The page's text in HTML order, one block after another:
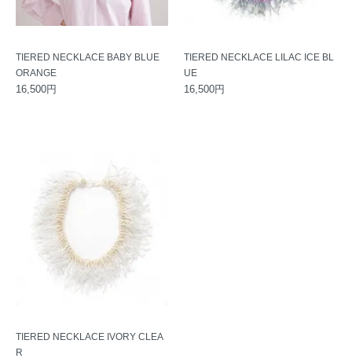
TIERED NECKLACE BABY BLUE
ORANGE
16,500円
TIERED NECKLACE LILAC ICE BL
UE
16,500円
TIERED NECKLACE IVORY CLEA
R